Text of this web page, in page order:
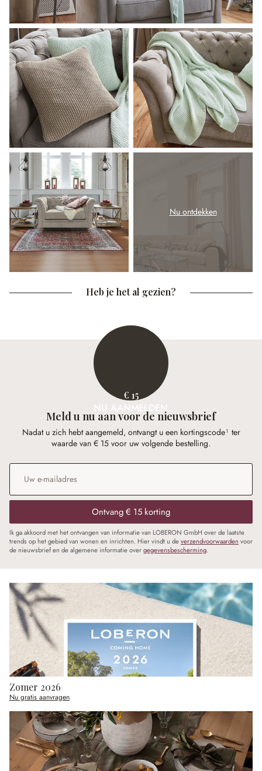
Nu ontdekken
Heb je het al gezien?
€ 15
NU AANMELDEN
Meld u nu aan voor de nieuwsbrief
Nadat u zich hebt aangemeld, ontvangt u een kortingscode¹ ter
waarde van € 15 voor uw volgende bestelling.
E-mailadres*
Ontvang € 15 korting
Ik ga akkoord met het ontvangen van informatie van LOBERON GmbH over de laatste
trends op het gebied van wonen en inrichten. Hier vindt u deverzendvoorwaarden voor
de nieuwsbrief en de algemene informatie overgegevensbescherming.
Zomer 2026
Nu gratis aanvragen